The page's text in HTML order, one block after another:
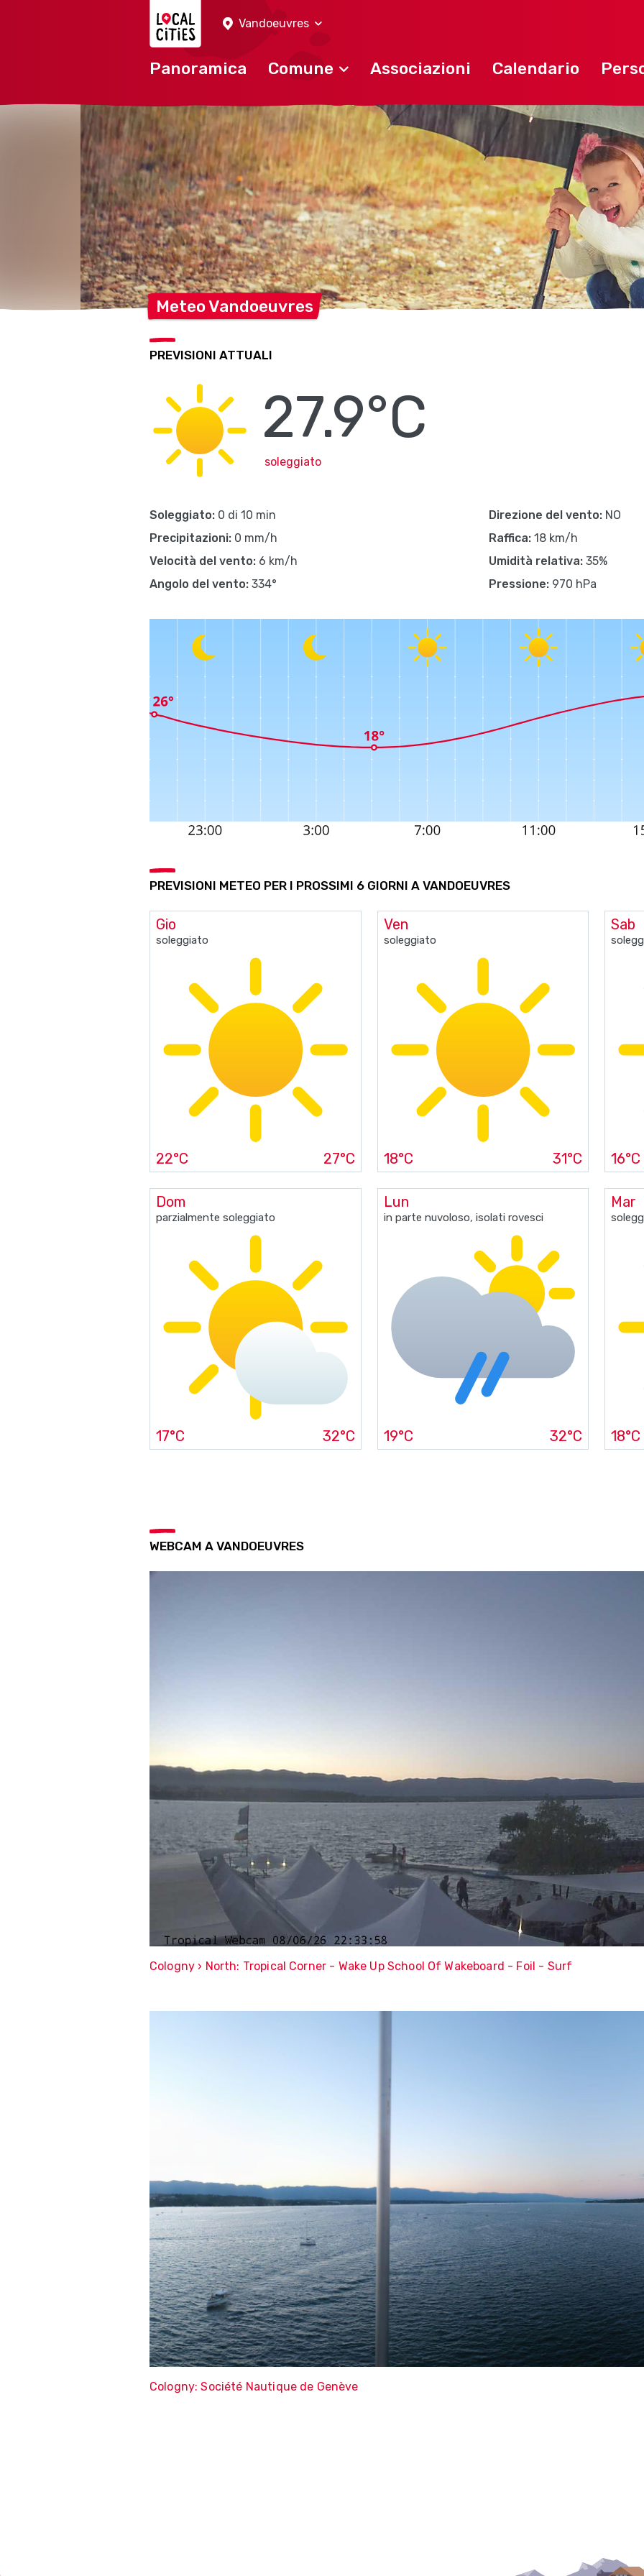
Vandoeuvres
Panoramica Comune Associazioni Calendario
MeteoVandoeuvres
PREVISIONI ATTUALI
27.9°C
soleggiato
Soleggiato: 0 di 10 min
Precipitazioni: 0 mm/h
Velocità del vento: 6 km/h
Angolo del vento: 334°
Direzione del vento: NO
Raffica: 18 km/h
Umidità relativa: 35%
Pressione: 970 hPa
PREVISIONI METEO PER I PROSSIMI 6 GIORNI A VANDOEUVRES
Gio
soleggiato
22°C 27°C
Ven
soleggiato
18°C 31°C
Sab
16°C
Dom
parzialmente soleggiato
17°C 32°C
Lun
in parte nuvoloso, isolati rovesci
19°C 32°C
Mar
18°C
WEBCAM A VANDOEUVRES
Cologny › North: Tropical Corner - Wake Up School Of Wakeboard - Foil - Surf
Cologny: Société Nautique de Genève